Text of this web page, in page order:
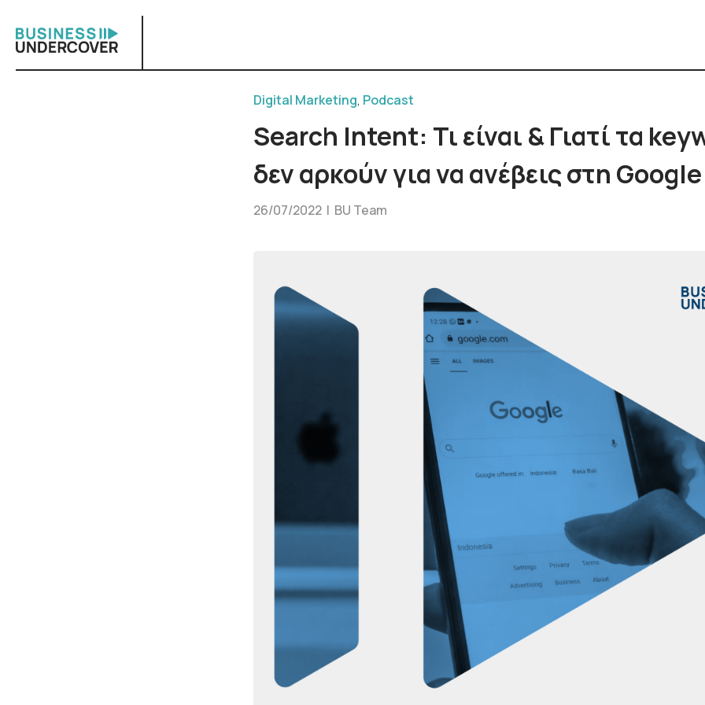
content
Digital Marketing, Podcast
Search Intent: Τι είναι & Γιατί τα
δεν αρκούν για να ανέβεις στη Google
26/07/2022 | BU Team